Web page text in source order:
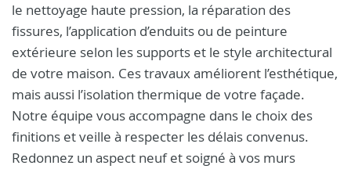
le nettoyage haute pression, la réparation des
fissures, l’application d’enduits ou de peinture
extérieure selon les supports et le style architectural
de votre maison. Ces travaux améliorent l’esthétique,
mais aussi l’isolation thermique de votre façade.
Notre équipe vous accompagne dans le choix des
finitions et veille à respecter les délais convenus.
Redonnez un aspect neuf et soigné à vos murs